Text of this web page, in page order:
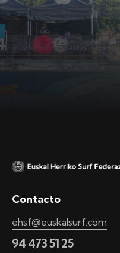
Contacto
ehsf@euskalsurf.com
94 473 51 25